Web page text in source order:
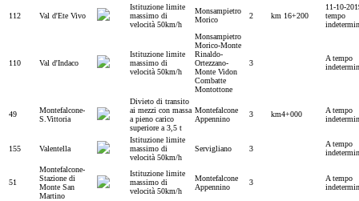
112 Val d'Ete Vivo
Istituzione limite
massimo di
velocità 50km/h
Monsampietro
Morico
2 km 16+200
11-10-
tempo
110 Val d'Indaco
Istituzione limite
massimo di
velocità 50km/h
Monsampietro
Morico-Monte
Rinaldo-
Ortezzano-
Monte Vidon
Combatte
Montottone
3
A tempo
49
Montefalcone-
S.Vittoria
Divieto di transito
ai mezzi con massa
a pieno carico
superiore a 3,5 t
Montefalcone
Appennino
3 km4+000
A tempo
155 Valentella
Istituzione limite
massimo di
velocità 50km/h
Servigliano 3
A tempo
51
Montefalcone-
Stazione di
Monte San
Martino
Istituzione limite
massimo di
velocità 50km/h
Montefalcone
Appennino
3
A tempo